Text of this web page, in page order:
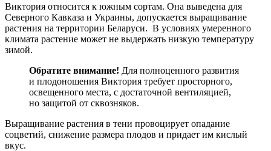
Виктория относится к южным сортам. Она выведена для
Северного Кавказа и Украины, допускается выращивание
растения на территории Беларуси. В условиях умеренного
климата растение может не выдержать низкую температуру
зимой.
Обратите внимание! Для полноценного развития
и плодоношения Виктория требует просторного,
освещенного места, с достаточной вентиляцией,
но защитой от сквозняков.
Выращивание растения в тени провоцирует опадание
соцветий, снижение размера плодов и придает им кислый
вкус.